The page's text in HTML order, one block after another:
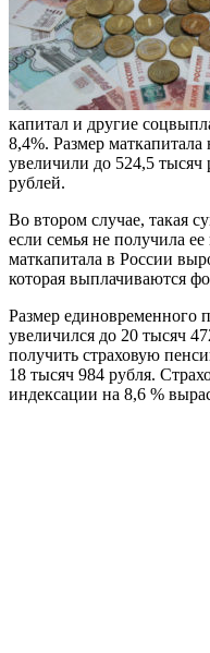
капитал и другие
8,4%. Размер маткапитала
увеличили до 524,5 тысяч
рублей.
Во втором случае, такая
если семья не получила
маткапитала в России
которая выплачиваются
Размер единовременного
увеличился до 20 тысяч
получить страховую
18 тысяч 984 рубля.
индексации на 8,6 %